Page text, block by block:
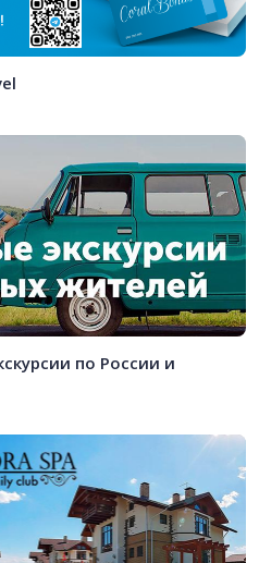
по России и